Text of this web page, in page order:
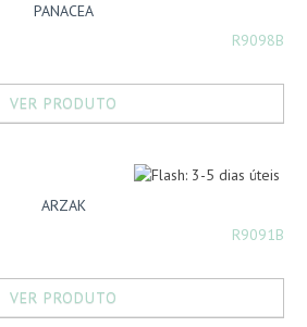
PANACEA
R9098B
VER PRODUTO
ARZAK
R9091B
VER PRODUTO